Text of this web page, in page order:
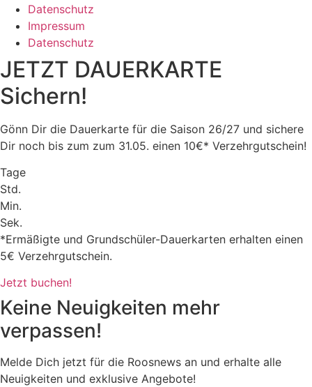
Datenschutz
Impressum
Datenschutz
JETZT DAUERKARTE
Sichern!
Gönn Dir die Dauerkarte für die Saison 26/27 und sichere
Dir noch bis zum zum 31.05. einen 10€* Verzehrgutschein!
Tage
Std.
Min.
Sek.
*Ermäßigte und Grundschüler-Dauerkarten erhalten einen
5€ Verzehrgutschein.
Jetzt buchen!
Keine Neuigkeiten mehr
verpassen!
Melde Dich jetzt für die Roosnews an und erhalte alle
Neuigkeiten und exklusive Angebote!